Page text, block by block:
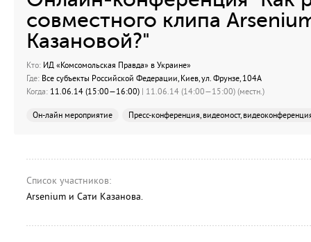
совместного клипа
Казановой?"
Кто: ИД «Комсомольская Правда» в Украине»
Где: Все субъекты Российской Федерации, Киев, ул. Фрунзе, 104А
Когда: 11.06.14 (15:00—16:00) | 11.06.14 (14:00—15:00) (местн.)
Он-лайн мероприятие Пресс-конференция, видеомост,
Список участников:
Arsenium и Сати Казанова.